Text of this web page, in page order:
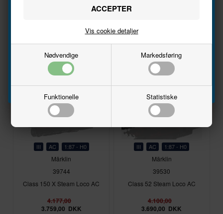
Nødvendige Markedsføring
Funktionelle Statistiske
Vis cookie detaljer
III AC 1:87 - H0
Märklin
39744
Class 150 X Steam Loco AC
4.177,00
3.759,00 DKK
III AC 1:87 - H0
Märklin
39530
Class 52 Steam Loco AC
4.100,00
3.690,00 DKK